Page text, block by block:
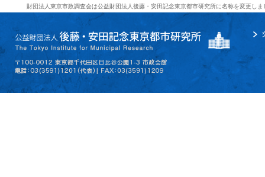
財団法人東京市政調査会は公益財団法人後藤・安田記念東京都市研究所に名称を変更しま